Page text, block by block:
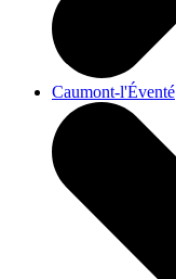
Caumont-l'Éventé